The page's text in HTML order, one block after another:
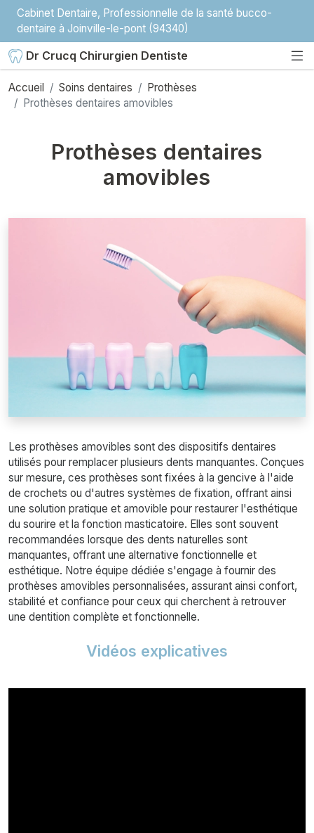
Cabinet Dentaire, Professionnelle de la santé bucco-
dentaire à Joinville-le-pont (94340)
Dr Crucq Chirurgien Dentiste
Accueil Soins dentaires
Prothèses
Prothèses dentaires amovibles
Prothèses dentaires
amovibles
Les prothèses amovibles sont des dispositifs dentaires
utilisés pour remplacer plusieurs dents manquantes. Conçues
sur mesure, ces prothèses sont fixées à la gencive à l'aide
de crochets ou d'autres systèmes de fixation, offrant ainsi
une solution pratique et amovible pour restaurer l'esthétique
du sourire et la fonction masticatoire. Elles sont souvent
recommandées lorsque des dents naturelles sont
manquantes, offrant une alternative fonctionnelle et
esthétique. Notre équipe dédiée s'engage à fournir des
prothèses amovibles personnalisées, assurant ainsi confort,
stabilité et confiance pour ceux qui cherchent à retrouver
une dentition complète et fonctionnelle.
Vidéos explicatives